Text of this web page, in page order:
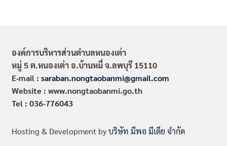
องค์การบริหารส่วนตำบลหนองเต่า
หมู่ 5 ต.หนองเต่า อ.บ้านหมี่ จ.ลพบุรี 15110
E-mail : saraban.nongtaobanmi@gmail.com
Website : www.nongtaobanmi.go.th
Tel : 036-776043
Hosting & Development byบริษัท มีพอ มีเดีย จำกัด